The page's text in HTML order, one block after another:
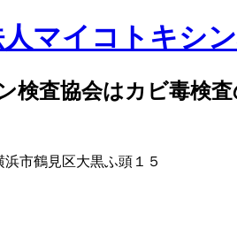
マイコトキシ
検査協会はカビ毒検
浜市鶴見区大黒ふ頭１５